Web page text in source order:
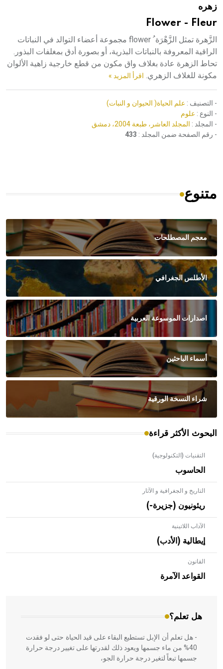
زهره
Flower - Fleur
الزَّهرة تمثل الزَّهْرَة ُ flower مجموعة أعضاء التوالد في النباتات
الراقية المعروفة بالنباتات البذرية، أو بصورة أدق بمغلفات البذور.
تحاط الزهرة عادة بغلاف واق مكون من قطع خارجية زاهية الألوان
مكونة للغلاف الزهري. اقرأ المزيد »
- التصنيف : علم الحياة( الحيوان و النبات)
- النوع : علوم
- المجلد : المجلد العاشر، طبعة 2004، دمشق
- رقم الصفحة ضمن المجلد : 433
متنوع
معجم المصطلحات
الأطلس الجغرافي
اصدارات الموسوعة العربية
أسماء الباحثين
شراء النسخة الورقية
البحوث الأكثر قراءة
التقنيات (التكنولوجية)
الحاسوب
التاريخ و الجغرافية و الآثار
ريئونيون (جزيرة-)
الآداب اللاتينية
إيطالية (الأدب)
القانون
القواعد الآمرة
هل تعلم؟
- هل تعلم أن الأبلق نوع من الفنون الهندسية التي ارتبطت
بالعمارة الإسلامية في بلاد الشام ومصر خاصة، حيث يحرص
المعمار على بناء مداميكه وخاصة في الواجهات
- هل تعلم أن الإبل تستطيع البقاء على قيد الحياة حتى لو فقدت
40% من ماء جسمها ويعود ذلك لقدرتها على تغيير درجة حرارة
جسمها تبعاً لتغير درجة حرارة الجو،